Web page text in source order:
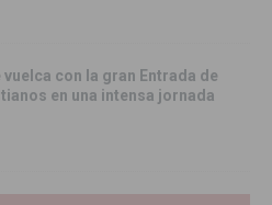
vuelca con la gran Entrada de
en una intensa jornada